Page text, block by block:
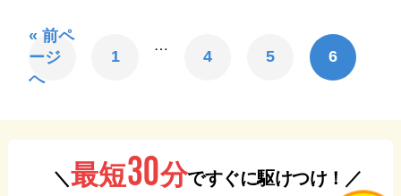
« 前ペ
ージ
へ
1
…
4 5 6
＼最短30分ですぐに駆けつけ！／